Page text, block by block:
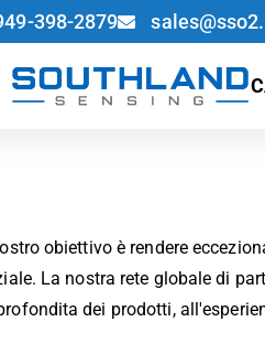
398-2879
obiettivo è rendere
La nostra rete globale di
dei prodotti,